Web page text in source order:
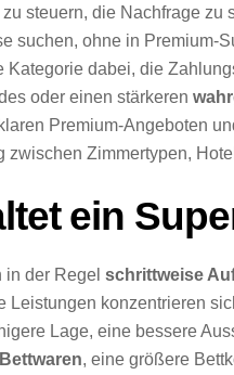
steuern, die Nachfrage zu
suchen, ohne in Premium-
Kategorie dabei, die
oder einen stärkeren
Premium-Angeboten
zwischen Zimmertypen,
ein
der Regel schrittweise
Leistungen konzentrieren
Lage, eine bessere
, eine größere